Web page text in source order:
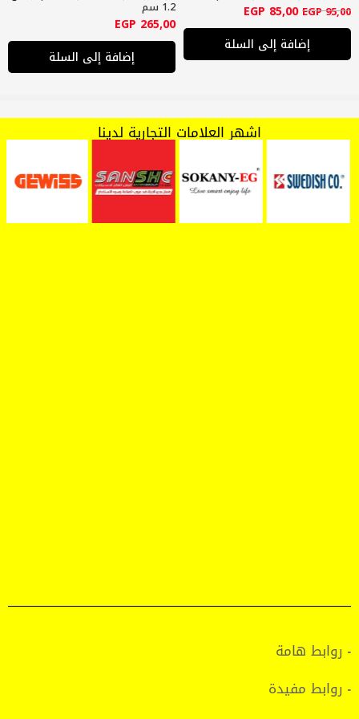
95,00
EGP
85,00
EGP
إضافة إلى السلة
1.2 سم
265,00
EGP
إضافة إلى السلة
اشهر العلامات التجارية لدينا
- روابط هامة
- روابط مفيدة